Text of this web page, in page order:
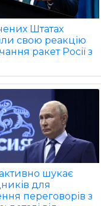
Штатах
свою реакцію
ракет Росії з
шукає
для
переговорів з